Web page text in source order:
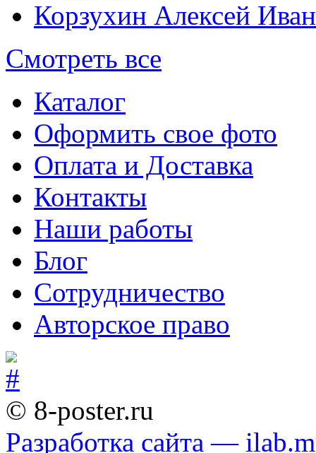
Корзухин Алексей
Смотреть все
Каталог
Оформить свое фото
Оплата и Доставка
Контакты
Наши работы
Блог
Сотрудничество
Авторское право
© 8-poster.ru
Разработка сайта —